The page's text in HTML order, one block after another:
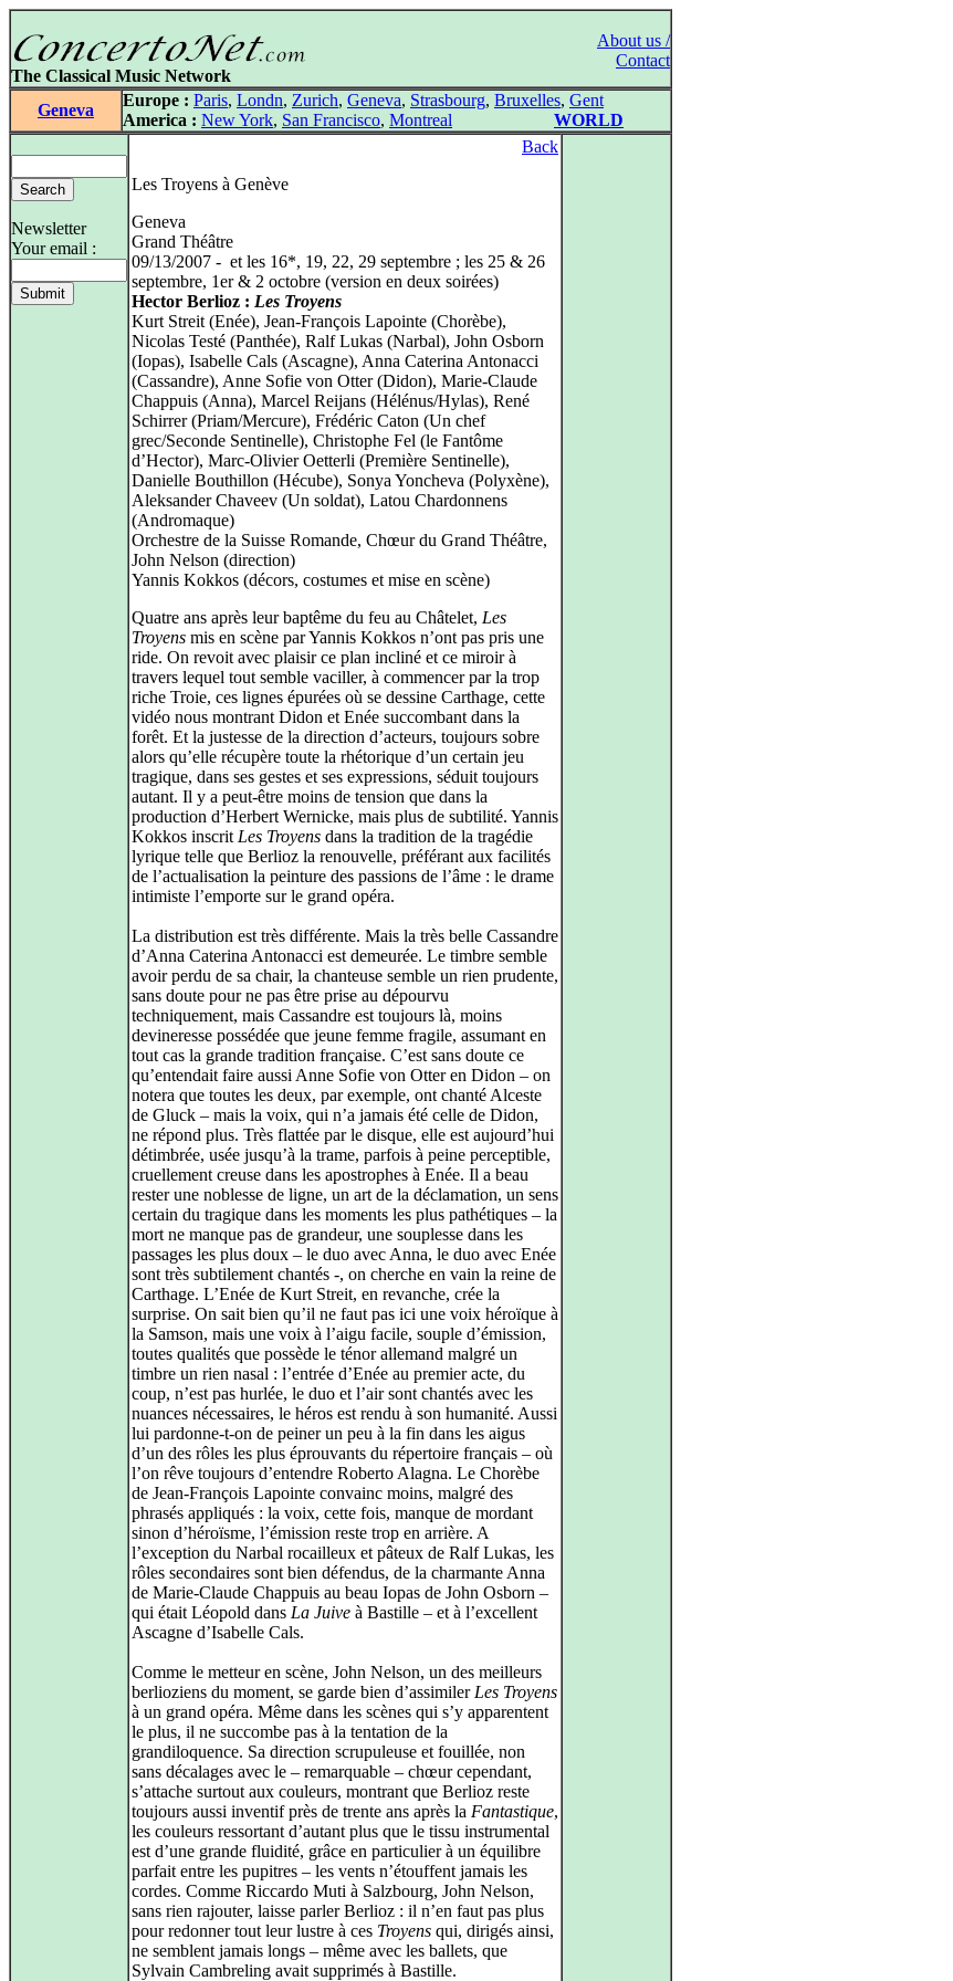
About us /
Contact
The Classical Music Network
Geneva
Europe : Paris, Londn, Zurich, Geneva, Strasbourg, Bruxelles, Gent
America : New York, San Francisco, Montreal WORLD
Newsletter
Your email :
Back
Les Troyens à Genève
Geneva
Grand Théâtre
09/13/2007 - et les 16*, 19, 22, 29 septembre ; les 25 & 26
septembre, 1er & 2 octobre (version en deux soirées)
Hector Berlioz : Les Troyens
Kurt Streit (Enée), Jean-François Lapointe (Chorèbe),
Nicolas Testé (Panthée), Ralf Lukas (Narbal), John Osborn
(Iopas), Isabelle Cals (Ascagne), Anna Caterina Antonacci
(Cassandre), Anne Sofie von Otter (Didon), Marie-Claude
Chappuis (Anna), Marcel Reijans (Hélénus/Hylas), René
Schirrer (Priam/Mercure), Frédéric Caton (Un chef
grec/Seconde Sentinelle), Christophe Fel (le Fantôme
d’Hector), Marc-Olivier Oetterli (Première Sentinelle),
Danielle Bouthillon (Hécube), Sonya Yoncheva (Polyxène),
Aleksander Chaveev (Un soldat), Latou Chardonnens
(Andromaque)
Orchestre de la Suisse Romande, Chœur du Grand Théâtre,
John Nelson (direction)
Yannis Kokkos (décors, costumes et mise en scène)
Quatre ans après leur baptême du feu au Châtelet, Les
Troyens mis en scène par Yannis Kokkos n’ont pas pris une
ride. On revoit avec plaisir ce plan incliné et ce miroir à
travers lequel tout semble vaciller, à commencer par la trop
riche Troie, ces lignes épurées où se dessine Carthage, cette
vidéo nous montrant Didon et Enée succombant dans la
forêt. Et la justesse de la direction d’acteurs, toujours sobre
alors qu’elle récupère toute la rhétorique d’un certain jeu
tragique, dans ses gestes et ses expressions, séduit toujours
autant. Il y a peut-être moins de tension que dans la
production d’Herbert Wernicke, mais plus de subtilité. Yannis
Kokkos inscrit Les Troyens dans la tradition de la tragédie
lyrique telle que Berlioz la renouvelle, préférant aux facilités
de l’actualisation la peinture des passions de l’âme : le drame
intimiste l’emporte sur le grand opéra.
La distribution est très différente. Mais la très belle Cassandre
d’Anna Caterina Antonacci est demeurée. Le timbre semble
avoir perdu de sa chair, la chanteuse semble un rien prudente,
sans doute pour ne pas être prise au dépourvu
techniquement, mais Cassandre est toujours là, moins
devineresse possédée que jeune femme fragile, assumant en
tout cas la grande tradition française. C’est sans doute ce
qu’entendait faire aussi Anne Sofie von Otter en Didon – on
notera que toutes les deux, par exemple, ont chanté Alceste
de Gluck – mais la voix, qui n’a jamais été celle de Didon,
ne répond plus. Très flattée par le disque, elle est aujourd’hui
détimbrée, usée jusqu’à la trame, parfois à peine perceptible,
cruellement creuse dans les apostrophes à Enée. Il a beau
rester une noblesse de ligne, un art de la déclamation, un sens
certain du tragique dans les moments les plus pathétiques – la
mort ne manque pas de grandeur, une souplesse dans les
passages les plus doux – le duo avec Anna, le duo avec Enée
sont très subtilement chantés -, on cherche en vain la reine de
Carthage. L’Enée de Kurt Streit, en revanche, crée la
surprise. On sait bien qu’il ne faut pas ici une voix héroïque à
la Samson, mais une voix à l’aigu facile, souple d’émission,
toutes qualités que possède le ténor allemand malgré un
timbre un rien nasal : l’entrée d’Enée au premier acte, du
coup, n’est pas hurlée, le duo et l’air sont chantés avec les
nuances nécessaires, le héros est rendu à son humanité. Aussi
lui pardonne-t-on de peiner un peu à la fin dans les aigus
d’un des rôles les plus éprouvants du répertoire français – où
l’on rêve toujours d’entendre Roberto Alagna. Le Chorèbe
de Jean-François Lapointe convainc moins, malgré des
phrasés appliqués : la voix, cette fois, manque de mordant
sinon d’héroïsme, l’émission reste trop en arrière. A
l’exception du Narbal rocailleux et pâteux de Ralf Lukas, les
rôles secondaires sont bien défendus, de la charmante Anna
de Marie-Claude Chappuis au beau Iopas de John Osborn –
qui était Léopold dans La Juive à Bastille – et à l’excellent
Ascagne d’Isabelle Cals.
Comme le metteur en scène, John Nelson, un des meilleurs
berlioziens du moment, se garde bien d’assimiler Les Troyens
à un grand opéra. Même dans les scènes qui s’y apparentent
le plus, il ne succombe pas à la tentation de la
grandiloquence. Sa direction scrupuleuse et fouillée, non
sans décalages avec le – remarquable – chœur cependant,
s’attache surtout aux couleurs, montrant que Berlioz reste
toujours aussi inventif près de trente ans après la Fantastique,
les couleurs ressortant d’autant plus que le tissu instrumental
est d’une grande fluidité, grâce en particulier à un équilibre
parfait entre les pupitres – les vents n’étouffent jamais les
cordes. Comme Riccardo Muti à Salzbourg, John Nelson,
sans rien rajouter, laisse parler Berlioz : il n’en faut pas plus
pour redonner tout leur lustre à ces Troyens qui, dirigés ainsi,
ne semblent jamais longs – même avec les ballets, que
Sylvain Cambreling avait supprimés à Bastille.